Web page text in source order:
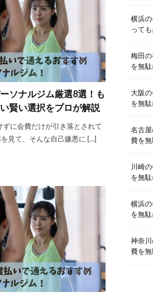
ソナルジム厳選8選！も
賢い選択をプロが解説
ずに会費だけが引き落とされて
見て、そんな自己嫌悪に […]
横浜
って
梅田
を無
大阪
を無
名古
費を
川崎
を無
横浜
を無
神奈
費を